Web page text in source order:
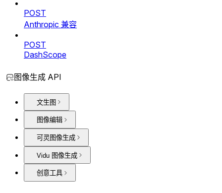
POST
Anthropic 兼容
POST
DashScope
图像生成 API
文生图
图像编辑
可灵图像生成
Vidu 图像生成
创意工具